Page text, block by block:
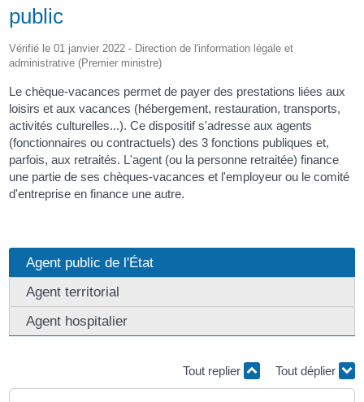
public
Vérifié le 01 janvier 2022 - Direction de l'information légale et
administrative (Premier ministre)
Le chèque-vacances permet de payer des prestations liées aux
loisirs et aux vacances (hébergement, restauration, transports,
activités culturelles...). Ce dispositif s'adresse aux agents
(fonctionnaires ou contractuels) des 3 fonctions publiques et,
parfois, aux retraités. L'agent (ou la personne retraitée) finance
une partie de ses chèques-vacances et l'employeur ou le comité
d'entreprise en finance une autre.
Agent public de l'État
Agent territorial
Agent hospitalier
Tout replier Tout déplier